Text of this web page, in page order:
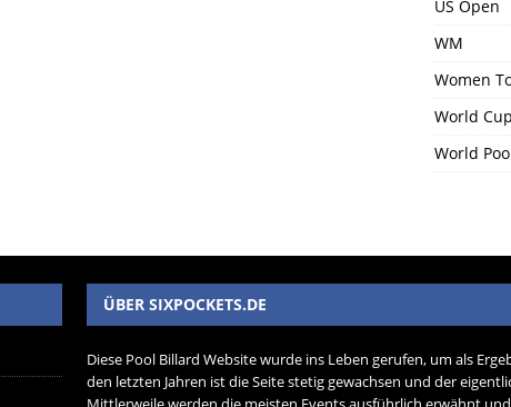
US Open
WM
Women
World
World
ÜBER SIXPOCKETS.DE
Diese Pool Billard Website wurde ins Leben gerufen, um als
den letzten Jahren ist die Seite stetig gewachsen und der